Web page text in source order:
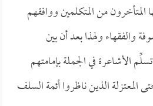
المتأخرون من المتكلمين ووافقهم
والفقهاء ولهذا بعد أن بين
الأشاعرة في الجملة بإمامتهم
المعتزلة الذين ناظروا أئمة السلف